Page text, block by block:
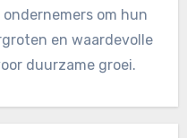
om hun
en waardevolle
duurzame groei.